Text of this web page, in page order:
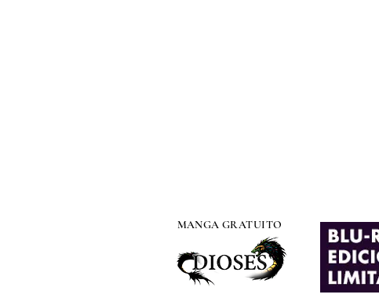
MANGA GRATUITO